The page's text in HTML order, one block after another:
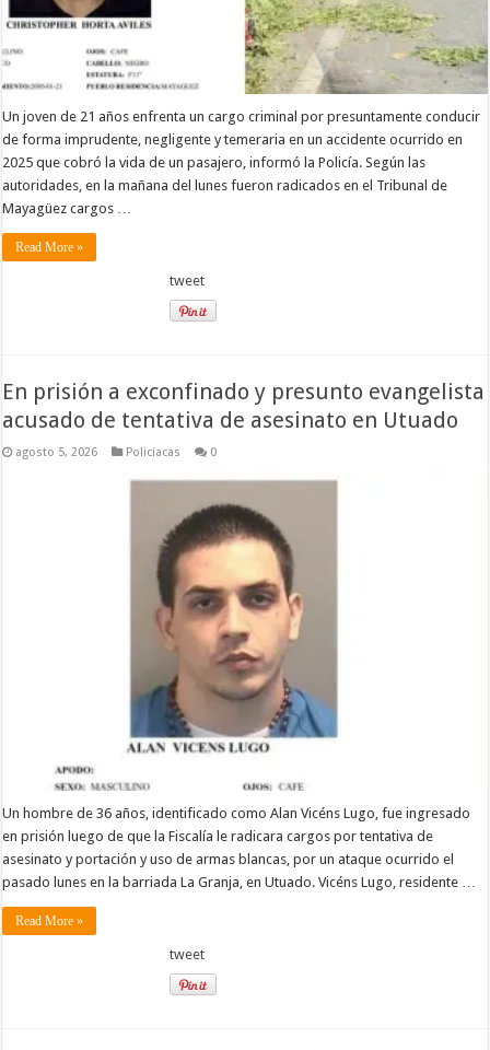
Un joven de 21 años enfrenta un cargo criminal por presuntamente conducir
de forma imprudente, negligente y temeraria en un accidente ocurrido en
2025 que cobró la vida de un pasajero, informó la Policía. Según las
autoridades, en la mañana del lunes fueron radicados en el Tribunal de
Mayagüez cargos …
Read More »
tweet
En prisión a exconfinado y presunto evangelista
acusado de tentativa de asesinato en Utuado
agosto 5, 2026 Policiacas 0
Un hombre de 36 años, identificado como Alan Vicéns Lugo, fue ingresado
en prisión luego de que la Fiscalía le radicara cargos por tentativa de
asesinato y portación y uso de armas blancas, por un ataque ocurrido el
pasado lunes en la barriada La Granja, en Utuado. Vicéns Lugo, residente …
Read More »
tweet